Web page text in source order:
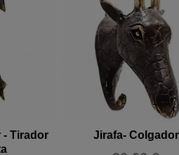
- Tirador
Jirafa- Colgador